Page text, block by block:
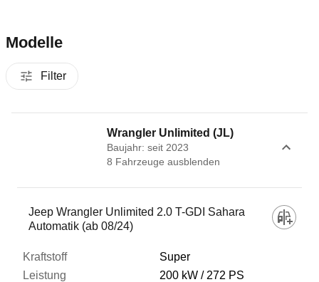
Modelle
Filter
Wrangler Unlimited (JL)
Baujahr: seit 2023
8 Fahrzeuge ausblenden
Fahrzeug
Kraftstoff
Jeep Wrangler Unlimited 2.0 T-GDI Sahara
Automatik (ab 08/24)
Super
200 kW
272 PS